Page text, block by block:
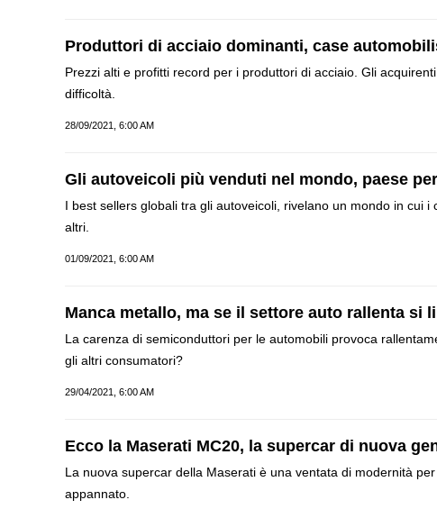
Produttori di acciaio dominanti, case
Prezzi alti e profitti record per i produttori di acciaio. Gli
difficoltà.
28/09/2021, 6:00 AM
Gli autoveicoli più venduti nel mondo, paese
I best sellers globali tra gli autoveicoli, rivelano un mondo in cui
altri.
01/09/2021, 6:00 AM
Manca metallo, ma se il settore auto rallenta si
La carenza di semiconduttori per le automobili provoca
gli altri consumatori?
29/04/2021, 6:00 AM
Ecco la Maserati MC20, la supercar di nuova
La nuova supercar della Maserati è una ventata di modernità
appannato.